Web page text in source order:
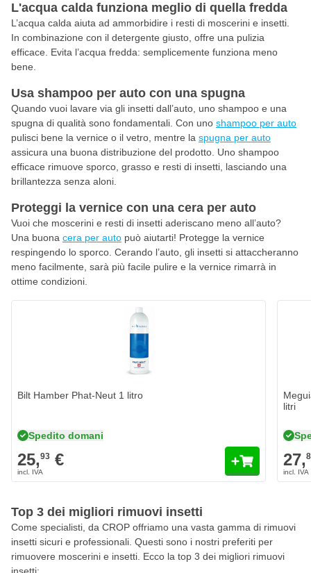
L'acqua calda funziona meglio di quella fredda
L’acqua calda aiuta ad ammorbidire i resti di moscerini e insetti.
In combinazione con il detergente giusto, offre una pulizia
efficace. Evita l’acqua fredda: semplicemente funziona meno
bene.
Usa shampoo per auto con una spugna
Quando vuoi lavare via gli insetti dall’auto, uno shampoo e una
spugna di qualità sono fondamentali. Con uno shampoo per auto
pulisci bene la vernice o il vetro, mentre la spugna per auto
assicura una buona distribuzione del prodotto. Uno shampoo
efficace rimuove sporco, grasso e resti di insetti, lasciando una
brillantezza senza aloni.
Proteggi la vernice con una cera per auto
Vuoi che moscerini e resti di insetti aderiscano meno all’auto?
Una buona cera per auto può aiutarti! Protegge la vernice
respingendo lo sporco. Cerando l’auto, gli insetti si attaccheranno
meno facilmente, sarà più facile pulire e la vernice rimarrà in
ottime condizioni.
Bilt Hamber Phat-Neut 1 litro
Spedito domani
25,93 €
litri
27,
Top 3 dei migliori rimuovi insetti
Come specialisti, da CROP offriamo una vasta gamma di rimuovi
insetti sicuri e professionali. Questi sono i nostri preferiti per
rimuovere moscerini e insetti. Ecco la top 3 dei migliori rimuovi